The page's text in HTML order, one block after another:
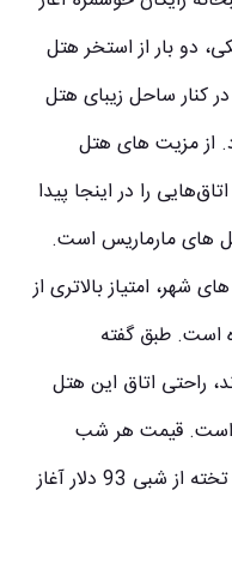
دو بار از استخر هتل
کنار ساحل زیبای هتل
از مزیت های هتل
را در اینجا پیدا
های مارماریس است.
شهر، امتیاز بالاتری از
است. طبق گفته
راحتی اتاق این هتل
است. قیمت هر شب
اقامت در این هتل برای اتاق های 2 تخته از شبی 93 دلار آغاز